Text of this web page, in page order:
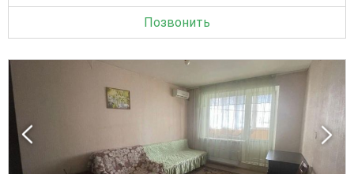
Позвонить